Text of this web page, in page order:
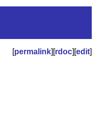
[permalink][rdoc][edit]